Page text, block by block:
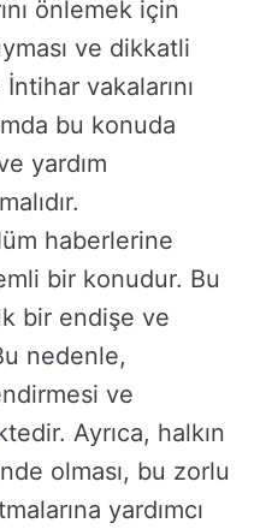
önlemek için
ve dikkatli
vakalarını
bu konuda
yardım
haberlerine
bir konudur. Bu
bir endişe ve
nedenle,
ve
Ayrıca, halkın
olması, bu zorlu
yardımcı